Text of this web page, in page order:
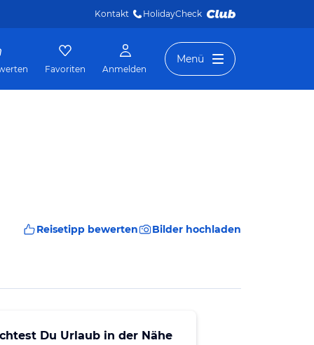
Kontakt HolidayCheck
Favoriten Anmelden
Menü
Reisetipp bewerten Bilder hochladen
Du Urlaub in der Nähe